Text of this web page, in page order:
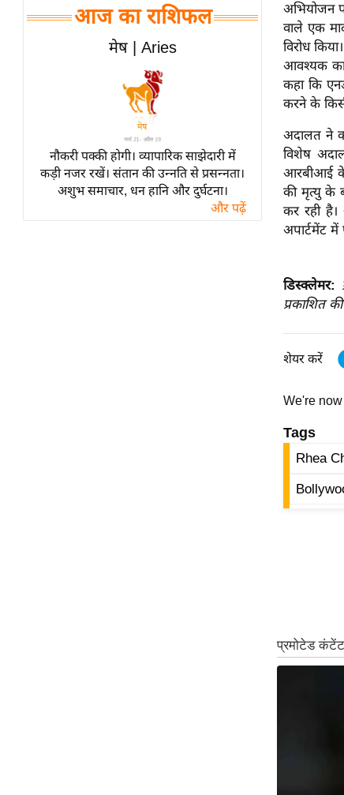
समीक्षा
व्रत
त्योहार
राशिफल
विशेष
आज का राशिफल
मेष | Aries
नौकरी पक्की होगी। व्यापारिक साझेदारी में
कड़ी नजर रखें। संतान की उन्नति से प्रसन्नता।
अशुभ समाचार, धन हानि और दुर्घटना।
और पढ़ें
अभियोजन
वाले एक
विरोध
आवश्यक
कहा कि
करने के
अदालत ने
विशेष
आरबीआई के
की मृत्यु के
कर रही
अपार्टमेंट
डिस्क्लेमर:
प्रकाशित
शेयर करें
We're
Tags
Rhea